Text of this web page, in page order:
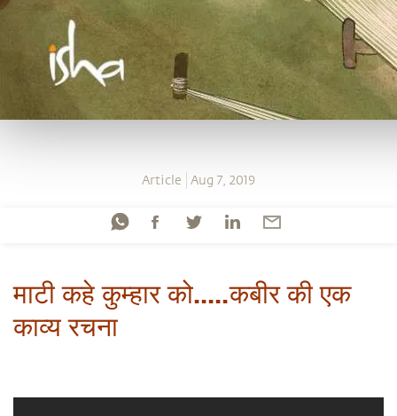
Article Aug 7, 2019
माटी कहे कुम्हार को.....कबीर की एक
काव्य रचना